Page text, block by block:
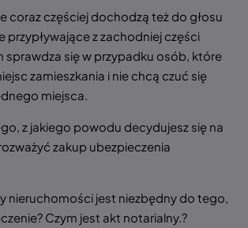
coraz częściej dochodzą też do głosu
przypływające z zachodniej części
sprawdza się w przypadku osób, które
zamieszkania i nie chcą czuć się
miejsca.
z jakiego powodu decydujesz się na
zakup ubezpieczenia
nieruchomości jest niezbędny do tego,
Czym jest akt notarialny.?